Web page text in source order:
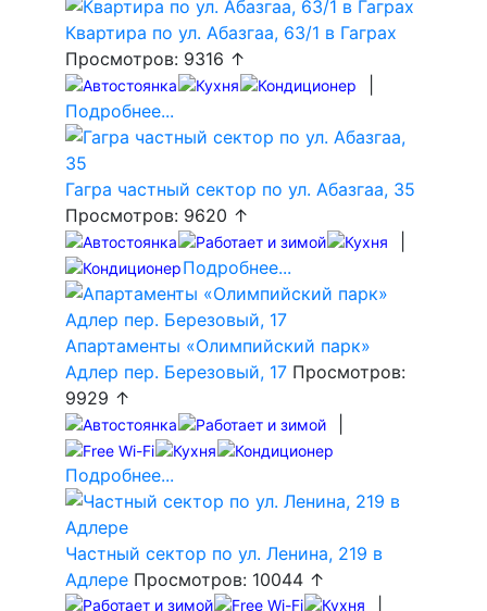
Квартира по ул. Абазгаа, 63/1 в Гаграх
Просмотров: 9316 ↑
Подробнее...
Гагра частный сектор по ул. Абазгаа, 35
Просмотров: 9620 ↑
Подробнее...
Апартаменты «Олимпийский парк»
Адлер пер. Березовый, 17 Просмотров:
9929 ↑
Подробнее...
Частный сектор по ул. Ленина, 219 в
Адлере Просмотров: 10044 ↑